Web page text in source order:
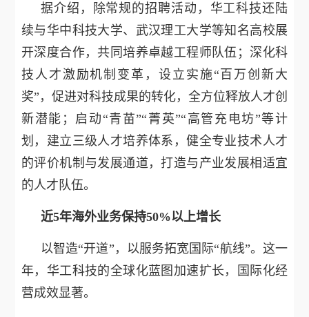
据介绍，除常规的招聘活动，华工科技还陆
续与华中科技大学、武汉理工大学等知名高校展
开深度合作，共同培养卓越工程师队伍；深化科
技人才激励机制变革，设立实施“百万创新大
奖”，促进对科技成果的转化，全方位释放人才创
新潜能；启动“青苗”“菁英”“高管充电坊”等计
划，建立三级人才培养体系，健全专业技术人才
的评价机制与发展通道，打造与产业发展相适宜
的人才队伍。
近5年海外业务保持50%以上增长
以智造“开道”，以服务拓宽国际“航线”。这一
年，华工科技的全球化蓝图加速扩长，国际化经
营成效显著。